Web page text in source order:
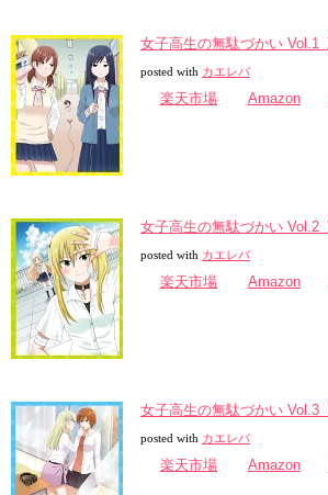
女子高生の無駄づかい Vol.1
posted with カエレバ
楽天市場 Amazon
女子高生の無駄づかい Vol.2
posted with カエレバ
楽天市場 Amazon
女子高生の無駄づかい Vol.3
posted with カエレバ
楽天市場 Amazon